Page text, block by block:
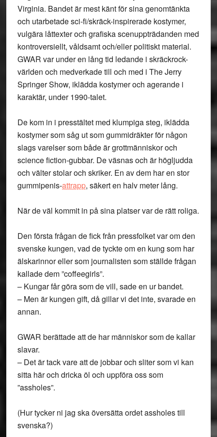
Virginia. Bandet är mest känt för sina genomtänkta
och utarbetade sci-fi/skräck-inspirerade kostymer,
vulgära låttexter och grafiska scenuppträdanden med
kontroversiellt, våldsamt och/eller politiskt material.
GWAR var under en lång tid ledande i skräckrock-
världen och medverkade till och med i The Jerry
Springer Show, iklädda kostymer och agerande i
karaktär, under 1990-talet.
De kom in i presstältet med klumpiga steg, iklädda
kostymer som såg ut som gummidräkter för någon
slags varelser som både är grottmänniskor och
science fiction-gubbar. De väsnas och är högljudda
och välter stolar och skriker. En av dem har en stor
gummipenis-attrapp, säkert en halv meter lång.
När de väl kommit in på sina platser var de rätt roliga.
Den första frågan de fick från pressfolket var om den
svenske kungen, vad de tyckte om en kung som har
älskarinnor eller som journalisten som ställde frågan
kallade dem ”coffeegirls”.
– Kungar får göra som de vill, sade en ur bandet.
– Men är kungen gift, då gillar vi det inte, svarade en
annan.
GWAR berättade att de har människor som de kallar
slavar.
– Det är tack vare att de jobbar och sliter som vi kan
sitta här och dricka öl och uppföra oss som
”assholes”.
(Hur tycker ni jag ska översätta ordet assholes till
svenska?)